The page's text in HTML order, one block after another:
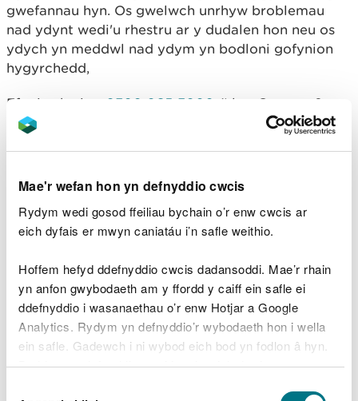
Mae'r wefan hon yn defnyddio cwcis
Rydym wedi gosod ffeiliau bychain o’r enw cwcis ar
eich dyfais er mwyn caniatáu i’n safle weithio.
Hoffem hefyd ddefnyddio cwcis dadansoddi. Mae’r rhain
yn anfon gwybodaeth am y ffordd y caiff ein safle ei
ddefnyddio i wasanaethau o’r enw Hotjar a Google
Analytics. Rydym yn defnyddio’r wybodaeth hon i wella
ein safle. Gadewch i ni wybod eich bod yn fodlon â hyn.
Byddwn yn defnyddio cwci i gadw eich dewis.
gwefannau hyn. Os gwelwch unrhyw broblemau
nad ydynt wedi'u rhestru ar y dudalen hon neu os
ydych yn meddwl nad ydym yn bodloni gofynion
hygyrchedd,
Ffoniwch ni ar 0300 065 3000
(Llun-Gwener, 9am-
5pm)
Gweithdrefn orfodi
(EHRC) yn gyfrifol am orfodi Rheoliadau
Hygyrchedd Cyrff y Sector Cyhoeddus (Gwefannau
a Chymwysiadau Symudol) (Rhif 2) 2018 (y
'rheoliadau hygyrchedd'). Os nad ydych yn hapus
â'r ffordd rydym yn ymateb i'ch cwyn,cysylltwch